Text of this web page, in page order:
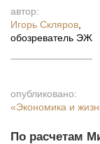
автор:
Игорь Скляров
обозреватель ЭЖ
опубликовано:
«Экономика и
По расчетам